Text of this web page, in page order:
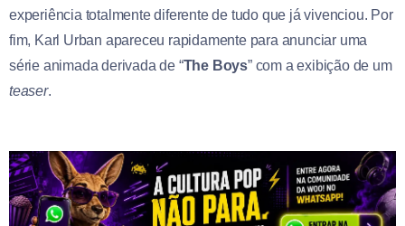
experiência totalmente diferente de tudo que já vivenciou. Por
fim, Karl Urban apareceu rapidamente para anunciar uma
série animada derivada de “The Boys” com a exibição de um
teaser.